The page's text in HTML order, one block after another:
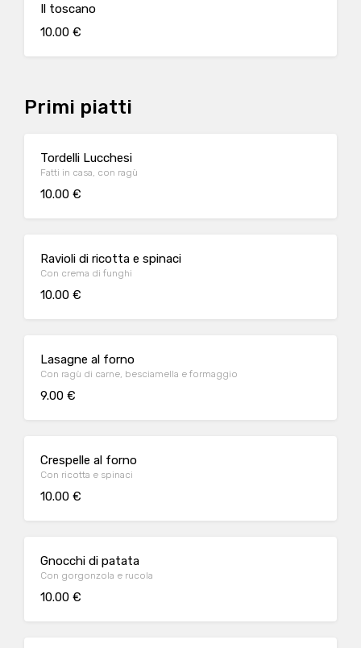
Il toscano
10.00 €
Primi piatti
Tordelli Lucchesi
Fatti in casa, con ragù
10.00 €
Ravioli di ricotta e spinaci
Con crema di funghi
10.00 €
Lasagne al forno
Con ragù di carne, besciamella e formaggio
9.00 €
Crespelle al forno
Con ricotta e spinaci
10.00 €
Gnocchi di patata
Con gorgonzola e rucola
10.00 €